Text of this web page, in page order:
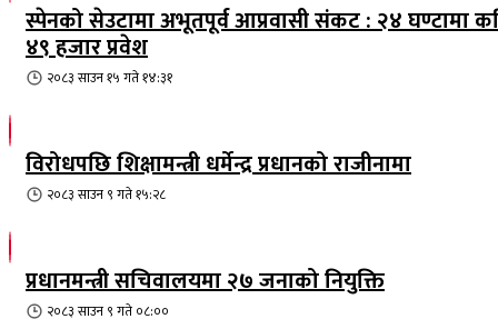
स्पेनको सेउटामा अभूतपूर्व आप्रवासी संकट : २४ घण्टामा
४९ हजार प्रवेश
२०८३ साउन १५ गते १४:३१
विरोधपछि शिक्षामन्त्री धर्मेन्द्र प्रधानको राजीनामा
२०८३ साउन ९ गते १५:२८
प्रधानमन्त्री सचिवालयमा २७ जनाको नियुक्ति
२०८३ साउन ९ गते ०८:००